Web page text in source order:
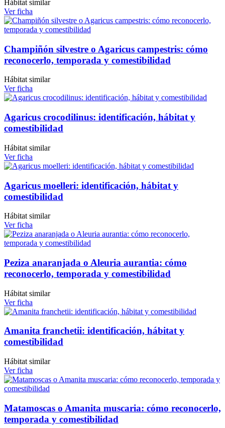
Hábitat similar
Ver ficha
Champiñón silvestre o Agaricus campestris: cómo
reconocerlo, temporada y comestibilidad
Hábitat similar
Ver ficha
Agaricus crocodilinus: identificación, hábitat y
comestibilidad
Hábitat similar
Ver ficha
Agaricus moelleri: identificación, hábitat y
comestibilidad
Hábitat similar
Ver ficha
Peziza anaranjada o Aleuria aurantia: cómo
reconocerlo, temporada y comestibilidad
Hábitat similar
Ver ficha
Amanita franchetii: identificación, hábitat y
comestibilidad
Hábitat similar
Ver ficha
Matamoscas o Amanita muscaria: cómo reconocerlo,
temporada y comestibilidad